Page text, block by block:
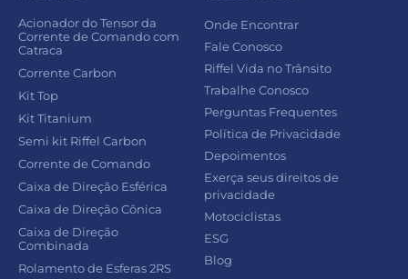
Acionador do Tensor da
Corrente de Comando com
Catraca
Corrente Carbon
Kit Top
Kit Titanium
Semi kit Riffel Carbon
Corrente de Comando
Caixa de Direção Esférica
Caixa de Direção Cônica
Caixa de Direção
Combinada
Rolamento de Esferas 2RS
Onde Encontrar
Fale Conosco
Riffel Vida no Trânsito
Trabalhe Conosco
Perguntas Frequentes
Política de Privacidade
Depoimentos
Exerça seus direitos de
privacidade
Motociclistas
ESG
Blog